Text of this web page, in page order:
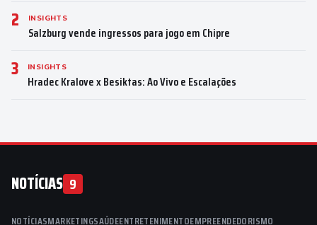
2 INSIGHTS
Salzburg vende ingressos para jogo em Chipre
3 INSIGHTS
Hradec Kralove x Besiktas: Ao Vivo e Escalações
NOTÍCIAS 9
NOTÍCIASMARKETINGSAÚDEENTRETENIMENTOEMPREENDEDORISMO